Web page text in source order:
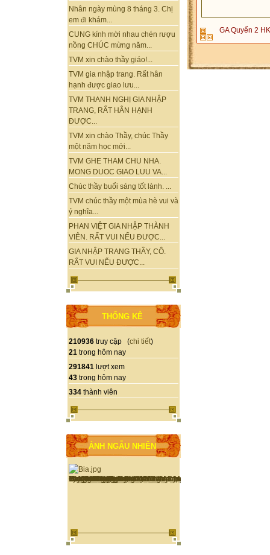
Nhân ngày mùng 8 tháng 3. Chị
em đi khám...
CUNG kính mời nhau chén rượu
nồng CHÚC mừng năm...
TVM xin chào thầy giáo!...
TVM gia nhập trang. Rất hân
hạnh được giao lưu...
TVM THANH NGHỊ GIA NHẬP
TRANG, RẤT HÂN HẠNH
ĐƯỢC...
TVM xin chào Thầy, chúc Thầy
một năm học mới...
TVM GHE THAM CHU NHA.
MONG DUOC GIAO LUU VA...
Chúc thầy buổi sáng tốt lành. ...
TVM chúc thầy một mùa hè vui và
ý nghĩa...
PHAN VIỆT GIA NHẬP THÀNH
VIÊN. RẤT VUI NẾU ĐƯỢC...
GIA NHẬP TRANG THẦY, CÔ.
RẤT VUI NẾU ĐƯỢC...
THỐNG KÊ
210936 truy cập (chi tiết)
21 trong hôm nay
291841 lượt xem
43 trong hôm nay
334 thành viên
ẢNH NGẪU NHIÊN
GA Quyển 2